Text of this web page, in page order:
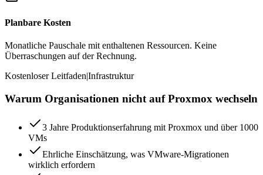
Planbare Kosten
Monatliche Pauschale mit enthaltenen Ressourcen. Keine
Überraschungen auf der Rechnung.
Kostenloser Leitfaden|Infrastruktur
Warum Organisationen nicht auf Proxmox wechseln
3 Jahre Produktionserfahrung mit Proxmox und über 1000
VMs
Ehrliche Einschätzung, was VMware-Migrationen
wirklich erfordern